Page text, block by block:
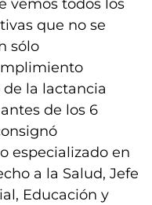
vemos todos los
que no se
sólo
la lactancia
de los 6
especializado en
a la Salud, Jefe
Educación y